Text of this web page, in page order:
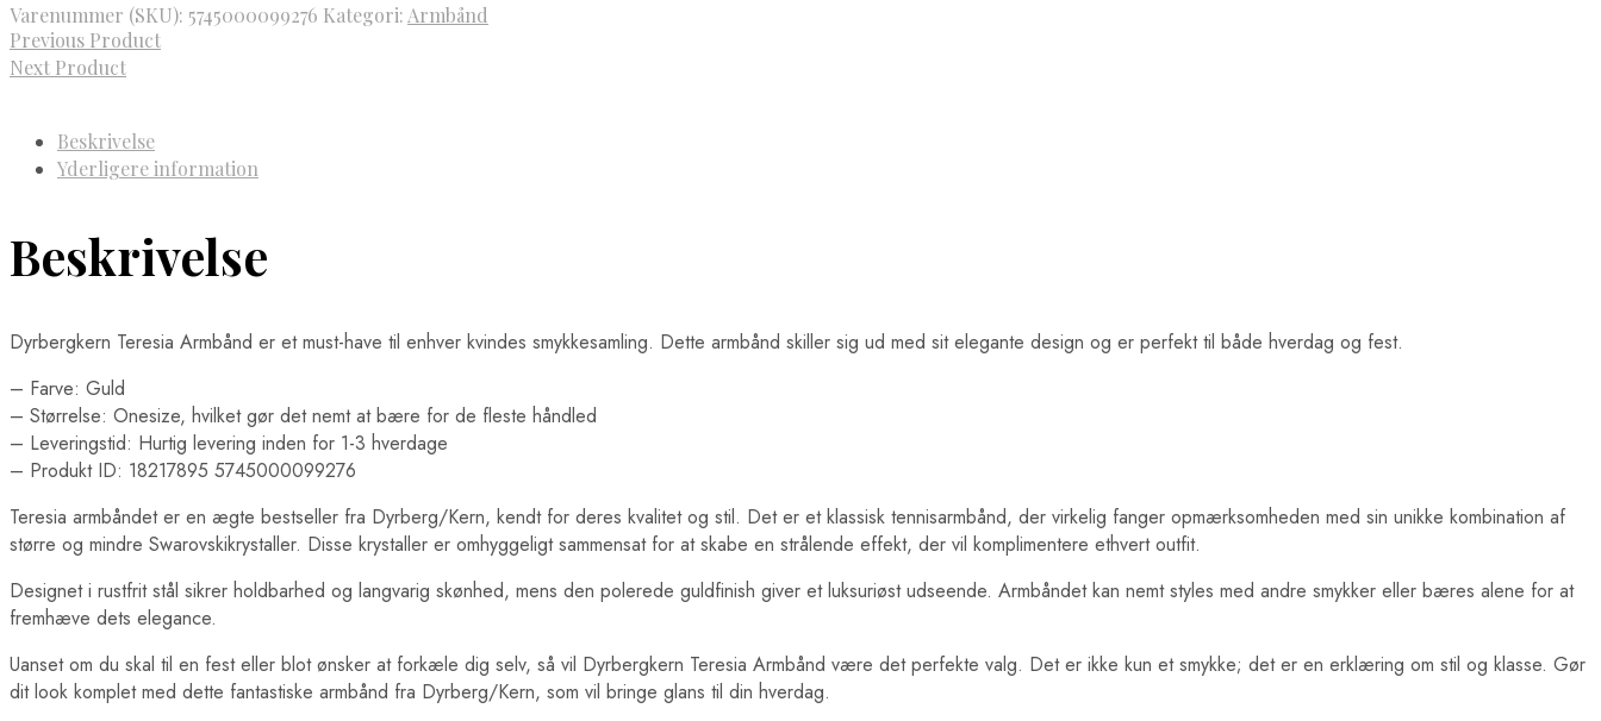
Varenummer (SKU): 5745000099276 Kategori: Armbånd
Previous Product
Next Product
Beskrivelse
Yderligere information
Beskrivelse
Dyrbergkern Teresia Armbånd er et must-have til enhver kvindes smykkesamling. Dette armbånd skiller sig ud med sit elegante design og er perfekt til både hverdag og fest.
– Farve: Guld
– Størrelse: Onesize, hvilket gør det nemt at bære for de fleste håndled
– Leveringstid: Hurtig levering inden for 1-3 hverdage
– Produkt ID: 18217895 5745000099276
Teresia armbåndet er en ægte bestseller fra Dyrberg/Kern, kendt for deres kvalitet og stil. Det er et klassisk tennisarmbånd, der virkelig fanger opmærksomheden med sin unikke kombination af
større og mindre Swarovskikrystaller. Disse krystaller er omhyggeligt sammensat for at skabe en strålende effekt, der vil komplimentere ethvert outfit.
Designet i rustfrit stål sikrer holdbarhed og langvarig skønhed, mens den polerede guldfinish giver et luksuriøst udseende. Armbåndet kan nemt styles med andre smykker eller bæres alene for at
fremhæve dets elegance.
Uanset om du skal til en fest eller blot ønsker at forkæle dig selv, så vil Dyrbergkern Teresia Armbånd være det perfekte valg. Det er ikke kun et smykke; det er en erklæring om stil og klasse. Gør
dit look komplet med dette fantastiske armbånd fra Dyrberg/Kern, som vil bringe glans til din hverdag.